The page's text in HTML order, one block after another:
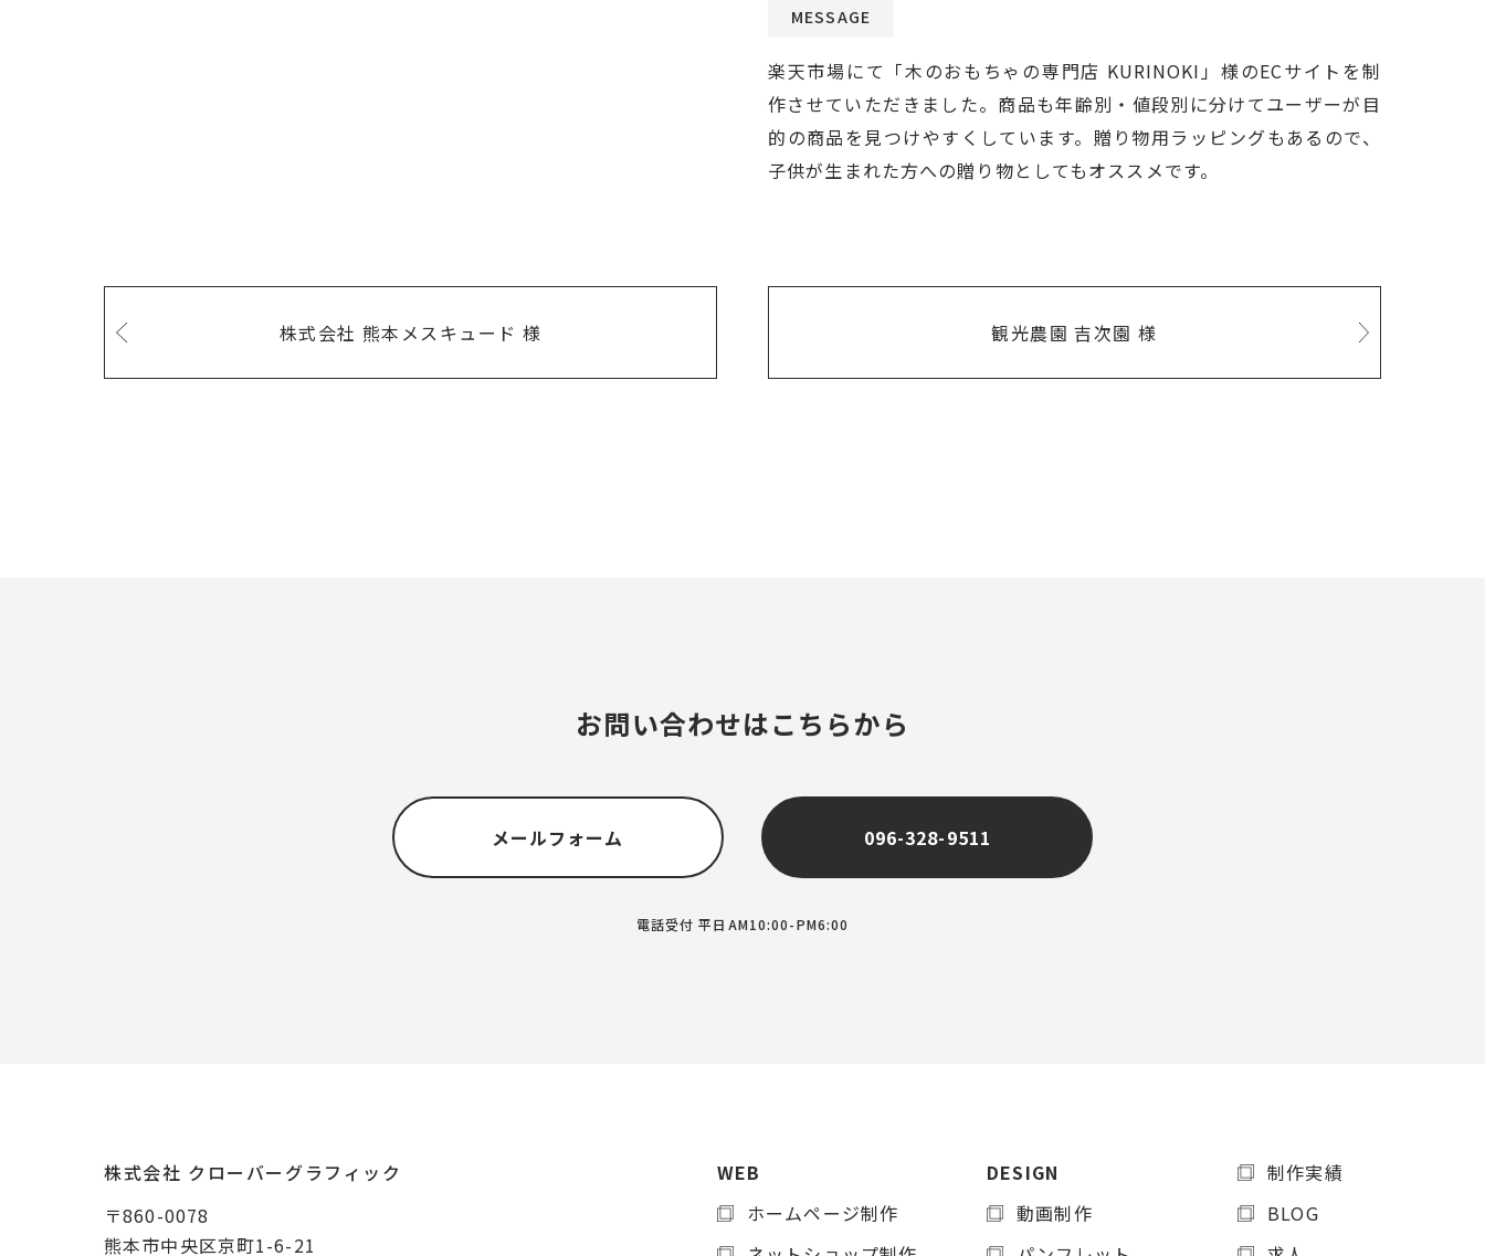
MESSAGE
楽天市場にて「木のおもちゃの専門店 KURINOKI」様のECサイトを制
作させていただきました。商品も年齢別・値段別に分けてユーザーが目
的の商品を見つけやすくしています。贈り物用ラッピングもあるので、
子供が生まれた方への贈り物としてもオススメです。
株式会社 熊本メスキュード 様 観光農園 吉次園 様
お問い合わせはこちらから
メールフォーム 096-328-9511
電話受付 平日AM10:00-PM6:00
株式会社 クローバーグラフィック
〒860-0078
熊本市中央区京町1-6-21
WEB
ホームページ制作
DESIGN
動画制作
制作実績
BLOG